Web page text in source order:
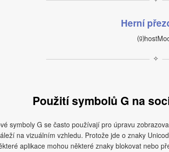
Herní
✧
Použití symbolů G na
symboly G se často používají pro úpravu
na vizuálním vzhledu. Protože jde o znaky
aplikace mohou některé znaky blokovat nebo